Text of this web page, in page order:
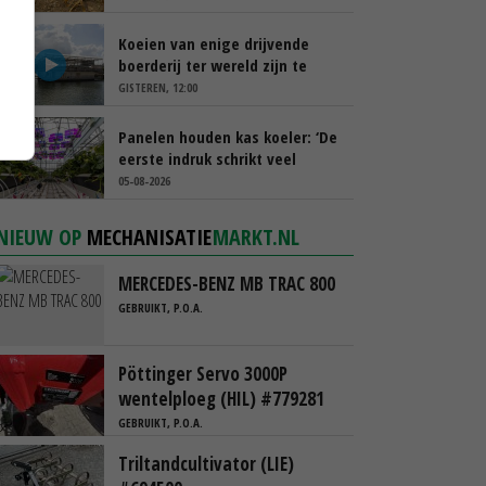
Koeien van enige drijvende
boerderij ter wereld zijn te
koop
GISTEREN, 12:00
Panelen houden kas koeler: ‘De
eerste indruk schrikt veel
tuinders af’
05-08-2026
OP MECHANISATIEMARKT.NL
MERCEDES-BENZ MB TRAC 800
GEBRUIKT, P.O.A.
Pöttinger Servo 3000P
wentelploeg (HIL) #779281
GEBRUIKT, P.O.A.
Triltandcultivator (LIE)